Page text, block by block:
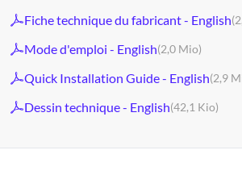
Fiche technique du fabricant - English
Mode d'emploi - English(2,0 Mio)
Quick Installation Guide - English(2,9
Dessin technique - English(42,1 Kio)